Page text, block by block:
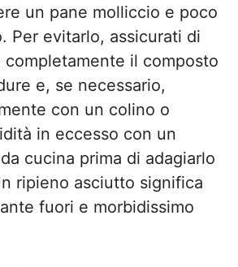
un pane molliccio e poco
Per evitarlo, assicurati di
il composto
e, se necessario,
con un colino o
in eccesso con un
cucina prima di adagiarlo
ripieno asciutto significa
fuori e morbidissimo